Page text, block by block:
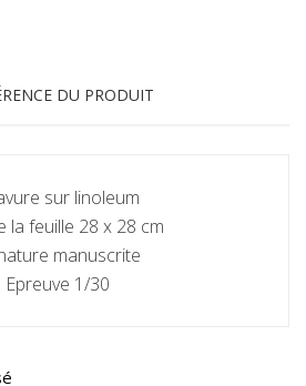
DU PRODUIT
sur linoleum
la feuille 28 x 28 cm
manuscrite
Epreuve 1/30